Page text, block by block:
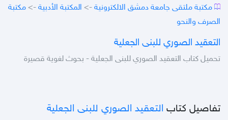
مكتبة ملتقى جامعة دمشق الالكترونية -> المكتبة الأدبية -> مكتبة
الصرف والنحو
التعقيد الصوري للبنى الجعلية
تحميل كتاب التعقيد الصوري للبنى الجعلية - بحوث لغوية قصيرة
تفاصيل كتاب التعقيد الصوري للبنى الجعلية